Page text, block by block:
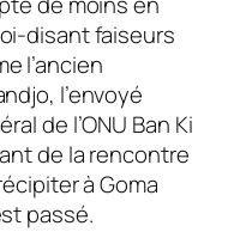
disant faiseurs
l’ancien
l’envoyé
de l’ONU Ban Ki
de la rencontre
à Goma
passé.